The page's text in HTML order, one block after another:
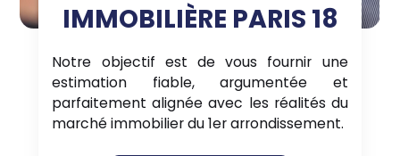
IMMOBILIÈRE PARIS 18
Notre objectif est de vous fournir une
estimation fiable, argumentée et
parfaitement alignée avec les réalités du
marché immobilier du 1er arrondissement.